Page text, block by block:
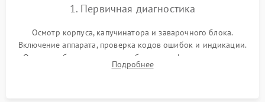
1. Первичная диагностика
Осмотр корпуса, капучинатора и заварочного блока.
Включение аппарата, проверка кодов ошибок и индикации.
Оценка работы помпы, термоблока и кофемолки на слух.
Измерение температуры и давления воды для выявления
Подробнее